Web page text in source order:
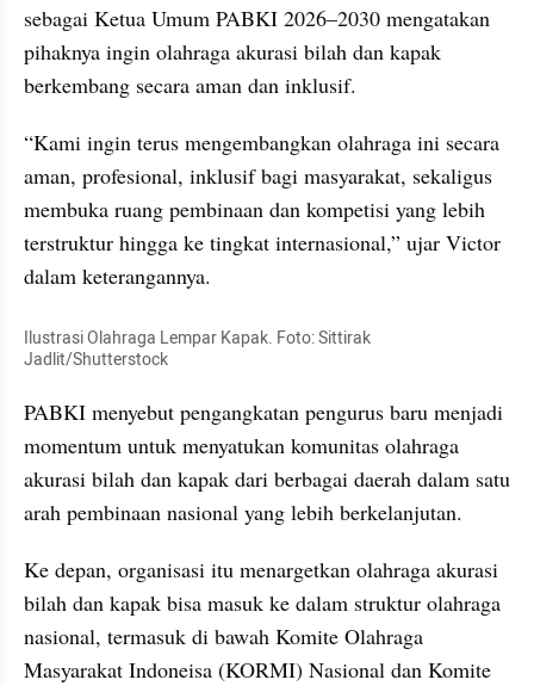
sebagai Ketua Umum PABKI 2026–2030 mengatakan
pihaknya ingin olahraga akurasi bilah dan kapak
berkembang secara aman dan inklusif.
“Kami ingin terus mengembangkan olahraga ini secara
aman, profesional, inklusif bagi masyarakat, sekaligus
membuka ruang pembinaan dan kompetisi yang lebih
terstruktur hingga ke tingkat internasional,” ujar Victor
dalam keterangannya.
Ilustrasi Olahraga Lempar Kapak. Foto: Sittirak
Jadlit/Shutterstock
PABKI menyebut pengangkatan pengurus baru menjadi
momentum untuk menyatukan komunitas olahraga
akurasi bilah dan kapak dari berbagai daerah dalam satu
arah pembinaan nasional yang lebih berkelanjutan.
Ke depan, organisasi itu menargetkan olahraga akurasi
bilah dan kapak bisa masuk ke dalam struktur olahraga
nasional, termasuk di bawah Komite Olahraga
Masyarakat Indoneisa (KORMI) Nasional dan Komite